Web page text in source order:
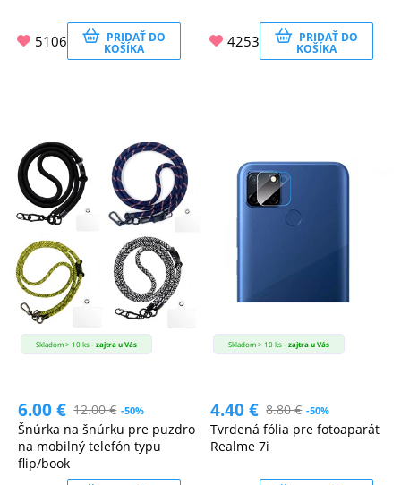
5106 PRIDAŤ DO
KOŠÍKA 4253 PRIDAŤ DO
KOŠÍKA
Skladom > 10 ks -zajtra u Vás
6.00€ 12.00€ -50%
Šnúrka na šnúrku pre puzdro
na mobilný telefón typu
flip/book
Skladom > 10 ks -zajtra u Vás
4.40€ 8.80€ -50%
Tvrdená fólia pre fotoaparát
Realme 7i